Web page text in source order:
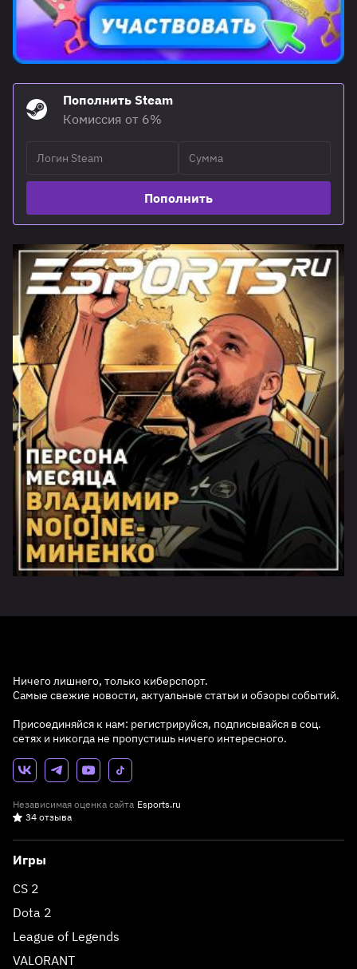
Пополнить Steam
Комиссия от 6%
Пополнить
Ничего лишнего, только киберспорт.
Самые свежие новости, актуальные статьи и обзоры событий.
Присоединяйся к нам: регистрируйся, подписывайся в соц.
сетях и никогда не пропустишь ничего интересного.
Независимая оценка сайта Esports.ru
34 отзыва
Игры
CS 2
Dota 2
League of Legends
VALORANT